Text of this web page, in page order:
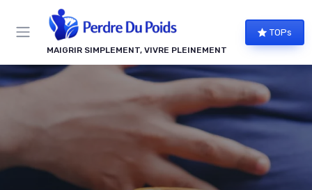
MAIGRIR SIMPLEMENT, VIVRE PLEINEMENT
TOPs
Panneau de gestion des cookies